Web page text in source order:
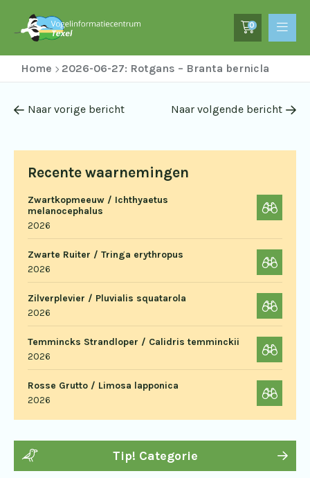
0
Home 2026-06-27: Rotgans – Branta bernicla
Recente waarnemingen
Zwartkopmeeuw / Ichthyaetus
melanocephalus
2026
Zwarte Ruiter / Tringa erythropus
2026
Zilverplevier / Pluvialis squatarola
2026
Temmincks Strandloper / Calidris temminckii
2026
Rosse Grutto / Limosa lapponica
2026
Tip! Categorie
Naar vorige bericht Naar volgende bericht